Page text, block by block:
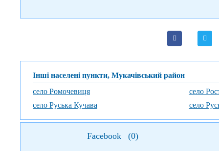
Інші населені пункти, Мукачівський район
село Ромочевиця
село
село Руська Кучава
село
Facebook (0)